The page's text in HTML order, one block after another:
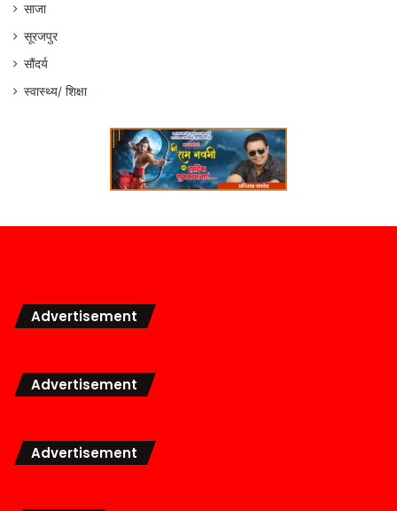
साजा
सूरजपुर
सौंदर्य
स्वास्थ्य/ शिक्षा
Advertisement
Advertisement
Advertisement